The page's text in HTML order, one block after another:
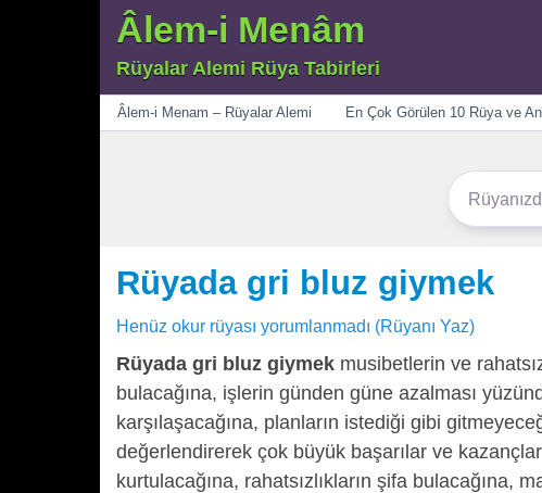
Âlem-i Menâm
Rüyalar Alemi Rüya Tabirleri
Menü
Âlem-i Menam – Rüyalar Alemi En Çok Görülen 10 Rüya ve
Rüyada gri bluz giymek
Henüz okur rüyası yorumlanmadı (Rüyanı Yaz)
Rüyada gri bluz giymek musibetlerin ve
bulacağına, işlerin günden güne azalması
karşılaşacağına, planların istediği gibi
değerlendirerek çok büyük başarılar ve
kurtulacağına, rahatsızlıkların şifa